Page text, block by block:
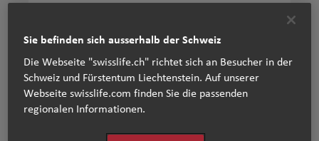
www.swisslife.ch/basel
Sie befinden sich ausserhalb der Schweiz
Die Webseite "swisslife.ch" richtet sich an Besucher in der
Schweiz und Fürstentum Liechtenstein. Auf unserer
Webseite swisslife.com finden Sie die passenden
regionalen Informationen.​